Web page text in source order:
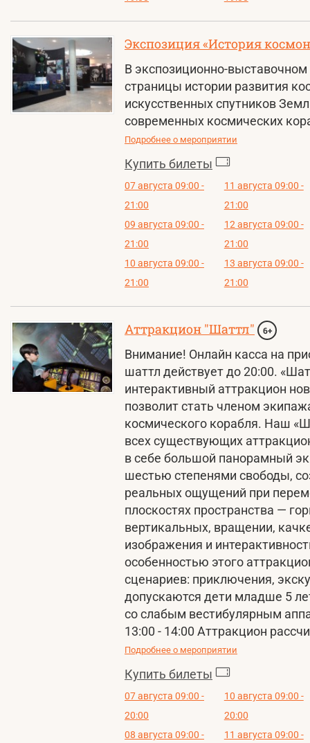
Экспозиция «История
В экспозиционно-
страницы истории развития
искусственных спутников
современных космических
Подробнее о мероприятии
Купить билеты
07 августа 09:00 -
21:00
09 августа 09:00 -
21:00
10 августа 09:00 -
21:00
11 августа 09:00 -
21:00
12 августа 09:00 -
21:00
13 августа 09:00 -
21:00
Аттракцион "Шаттл" 6+
Внимание! Онлайн касса на
шаттл действует до 20:00.
интерактивный аттракцион
позволит стать членом
космического корабля. Наш
всех существующих
в себе большой панорамный
шестью степенями свободы,
реальных ощущений при
плоскостях пространства —
вертикальных, вращении,
изображения и
особенностью этого
сценариев: приключения,
допускаются дети младше 5
со слабым вестибулярным
13:00 - 14:00 Аттракцион
Подробнее о мероприятии
Купить билеты
07 августа 09:00 -
20:00
08 августа 09:00 -
10 августа 09:00 -
20:00
11 августа 09:00 -